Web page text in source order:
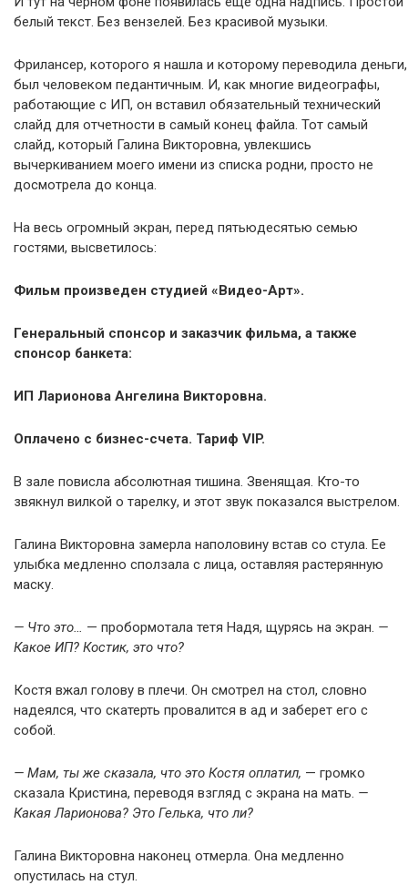
белый текст. Без вензелей. Без красивой музыки.
Фрилансер, которого я нашла и которому переводила деньги,
был человеком педантичным. И, как многие видеографы,
работающие с ИП, он вставил обязательный технический
слайд для отчетности в самый конец файла. Тот самый
слайд, который Галина Викторовна, увлекшись
вычеркиванием моего имени из списка родни, просто не
досмотрела до конца.
На весь огромный экран, перед пятьюдесятью семью
гостями, высветилось:
Фильм произведен студией «Видео-Арт».
Генеральный спонсор и заказчик фильма, а также
спонсор банкета:
ИП Ларионова Ангелина Викторовна.
Оплачено с бизнес-счета. Тариф VIP.
В зале повисла абсолютная тишина. Звенящая. Кто-то
звякнул вилкой о тарелку, и этот звук показался выстрелом.
Галина Викторовна замерла наполовину встав со стула. Ее
улыбка медленно сползала с лица, оставляя растерянную
маску.
— Что это… — пробормотала тетя Надя, щурясь на экран. —
Какое ИП? Костик, это что?
Костя вжал голову в плечи. Он смотрел на стол, словно
надеялся, что скатерть провалится в ад и заберет его с
собой.
— Мам, ты же сказала, что это Костя оплатил, — громко
сказала Кристина, переводя взгляд с экрана на мать. —
Какая Ларионова? Это Гелька, что ли?
Галина Викторовна наконец отмерла. Она медленно
опустилась на стул.